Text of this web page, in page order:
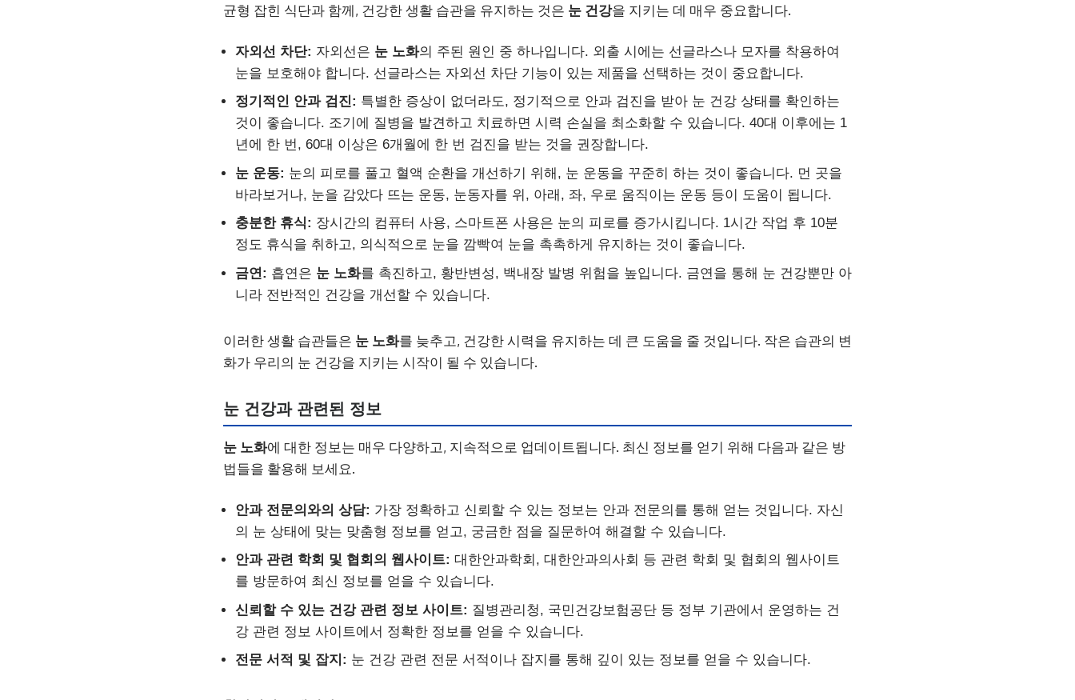
균형 잡힌 식단과 함께, 건강한 생활 습관을 유지하는 것은 눈 건강을 지키는 데 매우 중요합니다.
자외선 차단: 자외선은 눈 노화의 주된 원인 중 하나입니다. 외출 시에는 선글라스나 모자를 착용하여
눈을 보호해야 합니다. 선글라스는 자외선 차단 기능이 있는 제품을 선택하는 것이 중요합니다.
정기적인 안과 검진: 특별한 증상이 없더라도, 정기적으로 안과 검진을 받아 눈 건강 상태를 확인하는
것이 좋습니다. 조기에 질병을 발견하고 치료하면 시력 손실을 최소화할 수 있습니다. 40대 이후에는 1
년에 한 번, 60대 이상은 6개월에 한 번 검진을 받는 것을 권장합니다.
눈 운동: 눈의 피로를 풀고 혈액 순환을 개선하기 위해, 눈 운동을 꾸준히 하는 것이 좋습니다. 먼 곳을
바라보거나, 눈을 감았다 뜨는 운동, 눈동자를 위, 아래, 좌, 우로 움직이는 운동 등이 도움이 됩니다.
충분한 휴식: 장시간의 컴퓨터 사용, 스마트폰 사용은 눈의 피로를 증가시킵니다. 1시간 작업 후 10분
정도 휴식을 취하고, 의식적으로 눈을 깜빡여 눈을 촉촉하게 유지하는 것이 좋습니다.
금연: 흡연은 눈 노화를 촉진하고, 황반변성, 백내장 발병 위험을 높입니다. 금연을 통해 눈 건강뿐만 아
니라 전반적인 건강을 개선할 수 있습니다.
이러한 생활 습관들은 눈 노화를 늦추고, 건강한 시력을 유지하는 데 큰 도움을 줄 것입니다. 작은 습관의 변
화가 우리의 눈 건강을 지키는 시작이 될 수 있습니다.
눈 건강과 관련된 정보
눈 노화에 대한 정보는 매우 다양하고, 지속적으로 업데이트됩니다. 최신 정보를 얻기 위해 다음과 같은 방
법들을 활용해 보세요.
안과 전문의와의 상담: 가장 정확하고 신뢰할 수 있는 정보는 안과 전문의를 통해 얻는 것입니다. 자신
의 눈 상태에 맞는 맞춤형 정보를 얻고, 궁금한 점을 질문하여 해결할 수 있습니다.
안과 관련 학회 및 협회의 웹사이트: 대한안과학회, 대한안과의사회 등 관련 학회 및 협회의 웹사이트
를 방문하여 최신 정보를 얻을 수 있습니다.
신뢰할 수 있는 건강 관련 정보 사이트: 질병관리청, 국민건강보험공단 등 정부 기관에서 운영하는 건
강 관련 정보 사이트에서 정확한 정보를 얻을 수 있습니다.
전문 서적 및 잡지: 눈 건강 관련 전문 서적이나 잡지를 통해 깊이 있는 정보를 얻을 수 있습니다.